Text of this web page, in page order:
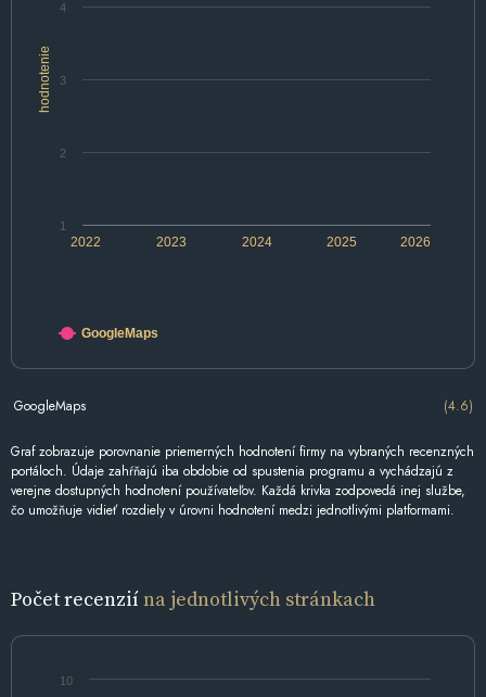
hodnotenie
2022 2024 2026
2023 2025
1
2
3
4
GoogleMaps
GoogleMaps (4.6)
Graf zobrazuje porovnanie priemerných hodnotení firmy na vybraných recenzných
portáloch. Údaje zahŕňajú iba obdobie od spustenia programu a vychádzajú z
verejne dostupných hodnotení používateľov. Každá krivka zodpovedá inej službe,
čo umožňuje vidieť rozdiely v úrovni hodnotení medzi jednotlivými platformami.
Počet recenziína jednotlivých stránkach
10